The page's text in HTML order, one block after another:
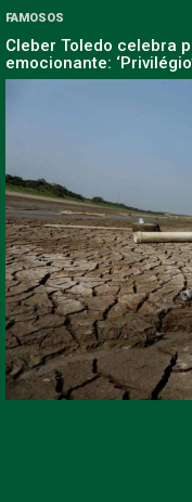
FAMOSOS
Cleber Toledo celebra
emocionante: